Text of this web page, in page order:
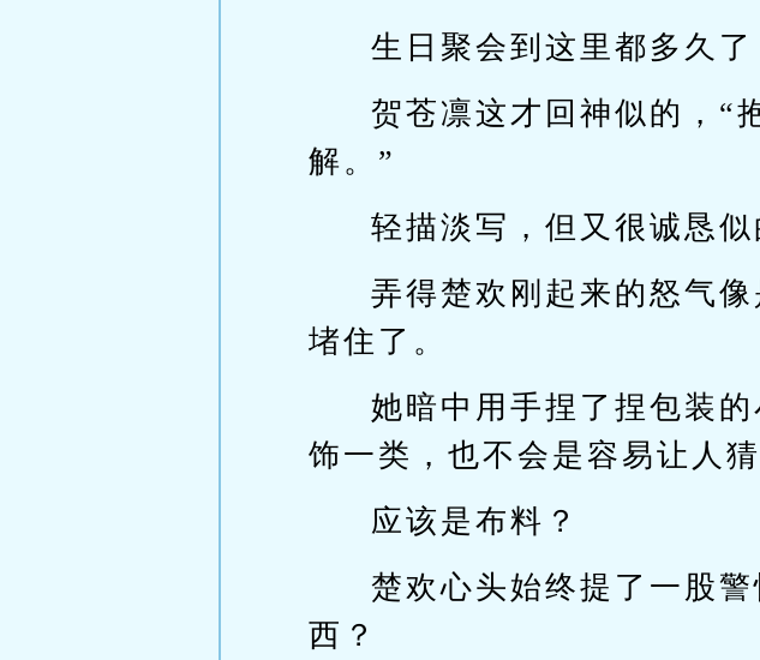
生日聚会到这里都多久了
贺苍凛这才回神似的，“
解。”
轻描淡写，但又很诚恳似
弄得楚欢刚起来的怒气
堵住了。
她暗中用手捏了捏包装
饰一类，也不会是容易让人
应该是布料？
楚欢心头始终提了一股
西？